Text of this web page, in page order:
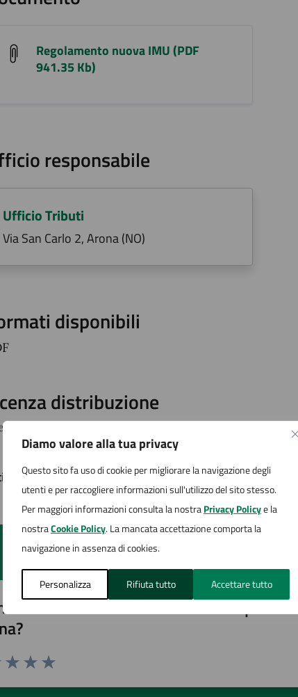
Diamo valore alla tua privacy
Questo sito fa uso di cookie per migliorare la navigazione degli
utenti e per raccogliere informazioni sull'utilizzo del sito stesso.
Per maggiori informazioni consulta la nostraPrivacy Policye la
nostraCookie Policy. La mancata accettazione comporta la
navigazione in assenza di cookies.
Personalizza Rifiuta tutto Accettare tutto
Regolamento nuova IMU (PDF
941.35 Kb)
responsabile
Ufficio Tributi
Via San Carlo 2, Arona (NO)
disponibili
distribuzione
aperta
aggiornamento:24/06/2025, 16:44
sono chiare le informazioni su questa